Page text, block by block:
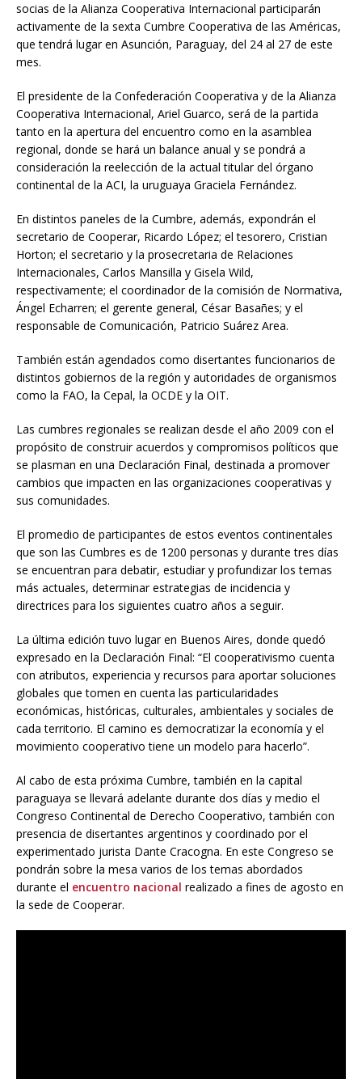
socias de la Alianza Cooperativa Internacional participarán
activamente de la sexta Cumbre Cooperativa de las Américas,
que tendrá lugar en Asunción, Paraguay, del 24 al 27 de este
mes.
El presidente de la Confederación Cooperativa y de la Alianza
Cooperativa Internacional, Ariel Guarco, será de la partida
tanto en la apertura del encuentro como en la asamblea
regional, donde se hará un balance anual y se pondrá a
consideración la reelección de la actual titular del órgano
continental de la ACI, la uruguaya Graciela Fernández.
En distintos paneles de la Cumbre, además, expondrán el
secretario de Cooperar, Ricardo López; el tesorero, Cristian
Horton; el secretario y la prosecretaria de Relaciones
Internacionales, Carlos Mansilla y Gisela Wild,
respectivamente; el coordinador de la comisión de Normativa,
Ángel Echarren; el gerente general, César Basañes; y el
responsable de Comunicación, Patricio Suárez Area.
También están agendados como disertantes funcionarios de
distintos gobiernos de la región y autoridades de organismos
como la FAO, la Cepal, la OCDE y la OIT.
Las cumbres regionales se realizan desde el año 2009 con el
propósito de construir acuerdos y compromisos políticos que
se plasman en una Declaración Final, destinada a promover
cambios que impacten en las organizaciones cooperativas y
sus comunidades.
El promedio de participantes de estos eventos continentales
que son las Cumbres es de 1200 personas y durante tres días
se encuentran para debatir, estudiar y profundizar los temas
más actuales, determinar estrategias de incidencia y
directrices para los siguientes cuatro años a seguir.
La última edición tuvo lugar en Buenos Aires, donde quedó
expresado en la Declaración Final: “El cooperativismo cuenta
con atributos, experiencia y recursos para aportar soluciones
globales que tomen en cuenta las particularidades
económicas, históricas, culturales, ambientales y sociales de
cada territorio. El camino es democratizar la economía y el
movimiento cooperativo tiene un modelo para hacerlo”.
Al cabo de esta próxima Cumbre, también en la capital
paraguaya se llevará adelante durante dos días y medio el
Congreso Continental de Derecho Cooperativo, también con
presencia de disertantes argentinos y coordinado por el
experimentado jurista Dante Cracogna. En este Congreso se
pondrán sobre la mesa varios de los temas abordados
durante el encuentro nacional realizado a fines de agosto en
la sede de Cooperar.